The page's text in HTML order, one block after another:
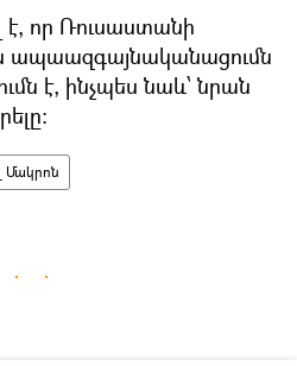
որ Ռուսաստանի
է, ինչպես նաև՝ նրան
Մակրոն